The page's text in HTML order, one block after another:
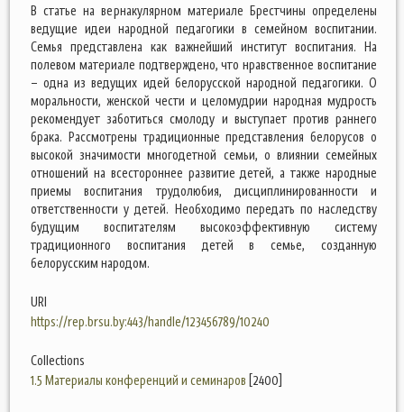
В статье на вернакулярном материале Брестчины определены
ведущие идеи народной педагогики в семейном воспитании.
Семья представлена как важнейший институт воспитания. На
полевом материале подтверждено, что нравственное воспитание
– одна из ведущих идей белорусской народной педагогики. О
моральности, женской чести и целомудрии народная мудрость
рекомендует заботиться смолоду и выступает против раннего
брака. Рассмотрены традиционные представления белорусов о
высокой значимости многодетной семьи, о влиянии семейных
отношений на всестороннее развитие детей, а также народные
приемы воспитания трудолюбия, дисциплинированности и
ответственности у детей. Необходимо передать по наследству
будущим воспитателям высокоэффективную систему
традиционного воспитания детей в семье, созданную
белорусским народом.
URI
https://rep.brsu.by:443/handle/123456789/10240
Collections
1.5 Материалы конференций и семинаров [2400]